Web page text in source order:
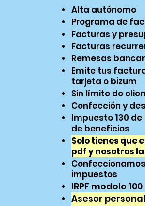
Alta autónomo
Programa de
Facturas y
Facturas
Remesas
Emite tus
tarjeta o bizum
Sin límite de
Confección y
Impuesto 130
de beneficios
Solo tienes que
pdf y nosotros
impuestos
IRPF modelo 100
Asesor